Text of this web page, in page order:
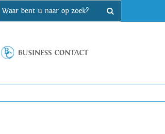
BUSINESS CONTACT